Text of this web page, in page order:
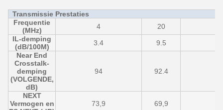
Transmissie Prestaties
Frequentie
(MHz)
4 20
IL-demping
(dB/100M)
3.4 9.5
Near End
Crosstalk-
demping
(VOLGENDE,
dB)
94 92.4
NEXT
Vermogen en
73,9 69,9